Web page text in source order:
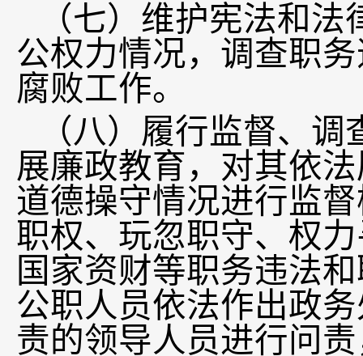
（七）维护宪法和
公权力情况，调查职
腐败工作。
（八）履行监督、
展廉政教育，对其依
道德操守情况进行监
职权、玩忽职守、权
国家资财等职务违法
公职人员依法作出政
责的领导人员进行问